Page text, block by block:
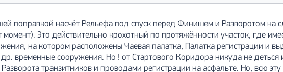
поправкой насчёт Рельефа под спуск перед Финишем и Разворотом на
момент). Это действительно крохотный по протяжённости участок, где
на котором расположены Чаевая палатка, Палатка регистрации и
временные сооружения. Но ! от Стартового Коридора никуда не деться
транзитников и проводами регистрации на асфальте. Но, всю